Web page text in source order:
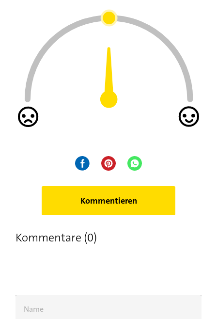
Kommentieren
Kommentare (0)
Name